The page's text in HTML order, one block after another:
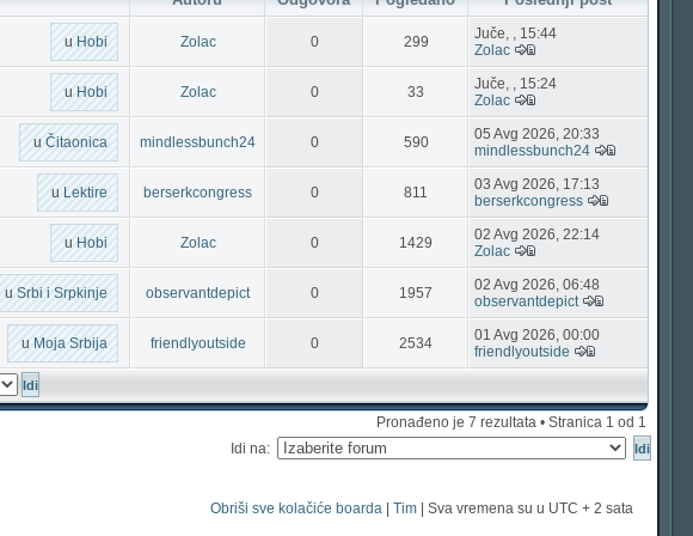
uHobi Zolac 0 299
Juče, , 15:44
Zolac
uHobi Zolac 0 33
Juče, , 15:24
Zolac
uČitaonica mindlessbunch24 0 590
05 Avg 2026, 20:33
mindlessbunch24
uLektire berserkcongress 0 811
03 Avg 2026, 17:13
berserkcongress
uHobi Zolac 0 1429
02 Avg 2026, 22:14
Zolac
uSrbi i Srpkinje observantdepict 0 1957
02 Avg 2026, 06:48
observantdepict
uMoja Srbija friendlyoutside 0 2534
01 Avg 2026, 00:00
friendlyoutside
Pronađeno je 7 rezultata • Stranica 1 od 1
Idi na:
Obriši sve kolačiće boarda Tim | Sva vremena su u UTC + 2 sata